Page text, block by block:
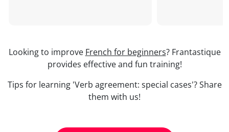
Looking to improve French for beginners? Frantastique
provides effective and fun training!
Tips for learning 'Verb agreement: special cases'? Share
them with us!